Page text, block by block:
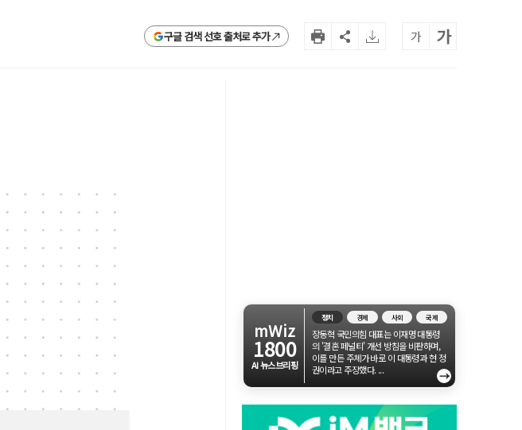
구글 검색 선호 출처로 추가 가 가
mWiz
1800
AI 뉴스브리핑
정치 경제 사회 국제
장동혁 국민의힘 대표는 이재명 대통령
의 '결혼 페널티' 개선 방침을 비판하며,
이를 만든 주체가 바로 이 대통령과 현 정
권이라고 주장했다. ...
→